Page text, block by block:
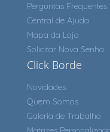
Perguntas Frequentes
Central de Ajuda
Mapa da Loja
Solicitar Nova Senha
Click Borde
Novidades
Quem Somos
Galeria de Trabalho